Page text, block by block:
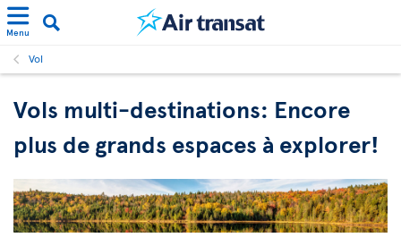
Menu
Vol
Vols multi-destinations: Encore
plus de grands espaces à explorer!